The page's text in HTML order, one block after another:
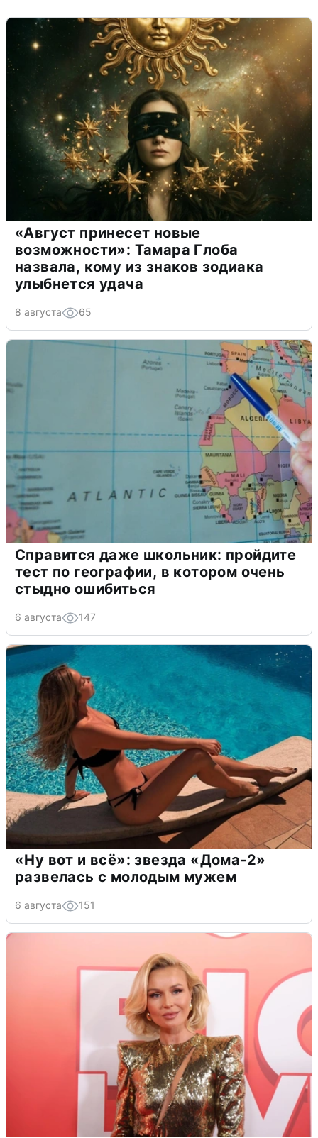
«Август принесет новые
возможности»: Тамара Глоба
назвала, кому из знаков зодиака
улыбнется удача
8 августа 65
Справится даже школьник: пройдите
тест по географии, в котором очень
стыдно ошибиться
6 августа 147
«Ну вот и всё»: звезда «Дома-2»
развелась с молодым мужем
6 августа 151